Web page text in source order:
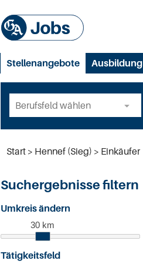
Stellenangebote Ausbildung
Start Hennef (Sieg) Einkäufer
Suchergebnisse filtern
Umkreis ändern
30 km
Tätigkeitsfeld